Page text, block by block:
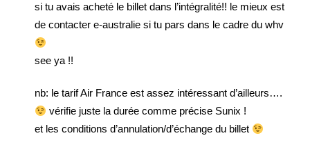
si tu avais acheté le billet dans l’intégralité!! le mieux est
de contacter e-australie si tu pars dans le cadre du whv
see ya !!
nb: le tarif Air France est assez intéressant d’ailleurs….
vérifie juste la durée comme précise Sunix !
et les conditions d’annulation/d’échange du billet